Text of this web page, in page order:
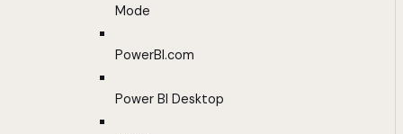
Mode
PowerBI.com
Power BI Desktop